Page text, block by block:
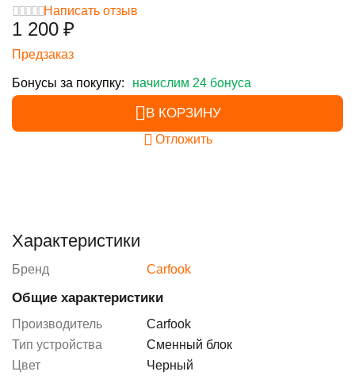
Написать отзыв
1 200 ₽
Предзаказ
Бонусы за покупку: начислим 24 бонуса
В КОРЗИНУ
Отложить
Характеристики
Бренд Carfook
Общие характеристики
Производитель
Carfook
Тип устройства
Сменный блок
Цвет
Черный